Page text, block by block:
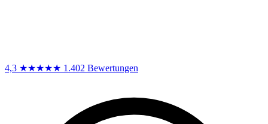
4,3 ★★★★★ 1.402 Bewertungen